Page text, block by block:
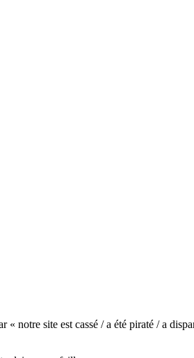
notre site est cassé / a été piraté / a